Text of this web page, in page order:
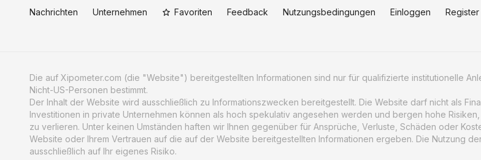
Nachrichten Unternehmen Favoriten Feedback Nutzungsbedingungen Einloggen Register
Die auf Xipometer.com (die "Website") bereitgestellten Informationen sind nur für qualifizierte institutionelle
Nicht-US-Personen bestimmt.
Der Inhalt der Website wird ausschließlich zu Informationszwecken bereitgestellt. Die Website darf nicht als
Investitionen in private Unternehmen können als hoch spekulativ angesehen werden und bergen hohe
zu verlieren. Unter keinen Umständen haften wir Ihnen gegenüber für Ansprüche, Verluste, Schäden oder
Website oder Ihrem Vertrauen auf die auf der Website bereitgestellten Informationen ergeben. Die Nutzung
ausschließlich auf Ihr eigenes Risiko.